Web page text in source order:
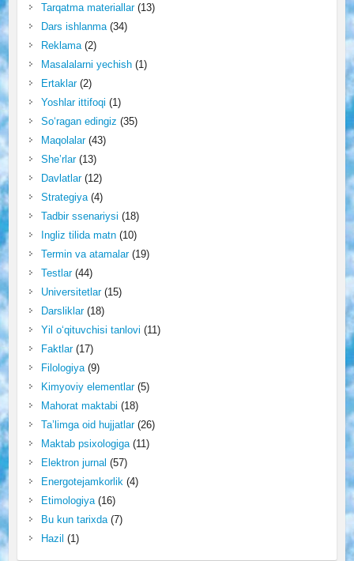
Tarqatma materiallar(13)
Dars ishlanma(34)
Reklama(2)
Masalalarni yechish(1)
Ertaklar(2)
Yoshlar ittifoqi (1)
So‘ragan edingiz (35)
Maqolalar(43)
She’rlar(13)
Davlatlar(12)
Strategiya(4)
Tadbir ssenariysi (18)
Ingliz tilida matn(10)
Termin va atamalar(19)
Testlar(44)
Universitetlar(15)
Darsliklar(18)
Yil o‘qituvchisi tanlovi (11)
Faktlar(17)
Filologiya(9)
Kimyoviy elementlar(5)
Mahorat maktabi (18)
Ta’limga oid hujjatlar(26)
Maktab psixologiga(11)
Elektron jurnal (57)
Energotejamkorlik(4)
Etimologiya(16)
Bu kun tarixda(7)
Hazil (1)